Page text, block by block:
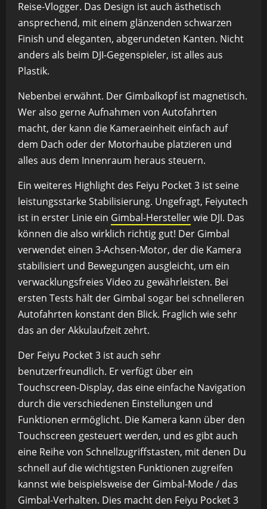
Reise-Vlogger. Das Design ist auch ästhetisch
ansprechend, mit einem glänzenden schwarzen
Finish und eleganten, abgerundeten Kanten. Nicht
anders als beim DJI-Gegenspieler, ist alles aus
Plastik.
Nebenbei erwähnt. Der Gimbalkopf ist magnetisch.
Wer also gerne Aufnahmen von Autofahrten
macht, der kann die Kameraeinheit einfach auf
dem Dach oder der Motorhaube platzieren und
alles aus dem Innenraum heraus steuern.
Ein weiteres Highlight des Feiyu Pocket 3 ist seine
leistungsstarke Stabilisierung. Ungefragt, Feiyutech
ist in erster Linie ein Gimbal-Herstellerwie DJI. Das
können die also wirklich richtig gut! Der Gimbal
verwendet einen 3-Achsen-Motor, der die Kamera
stabilisiert und Bewegungen ausgleicht, um ein
verwacklungsfreies Video zu gewährleisten. Bei
ersten Tests hält der Gimbal sogar bei schnelleren
Autofahrten konstant den Blick. Fraglich wie sehr
das an der Akkulaufzeit zehrt.
Der Feiyu Pocket 3 ist auch sehr
benutzerfreundlich. Er verfügt über ein
Touchscreen-Display, das eine einfache Navigation
durch die verschiedenen Einstellungen und
Funktionen ermöglicht. Die Kamera kann über den
Touchscreen gesteuert werden, und es gibt auch
eine Reihe von Schnellzugriffstasten, mit denen Du
schnell auf die wichtigsten Funktionen zugreifen
kannst wie beispielsweise der Gimbal-Mode / das
Gimbal-Verhalten. Dies macht den Feiyu Pocket 3